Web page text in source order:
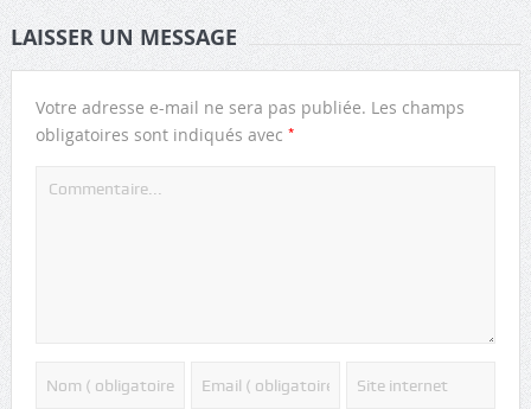
LAISSER UN MESSAGE
Votre adresse e-mail ne sera pas publiée. Les champs
obligatoires sont indiqués avec *